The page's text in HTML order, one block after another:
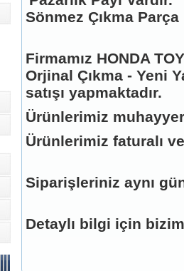
Sönmez Çıkma Parça
Firmamız HONDA
Orjinal Çıkma - Yeni
satışı yapmaktadır.
Ürünlerimiz
Ürünlerimiz faturalı
Siparişleriniz aynı
Detaylı bilgi için